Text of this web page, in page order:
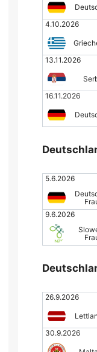
4.10.2026
13.11.2026
16.11.2026
5.6.2026
9.6.2026
26.9.2026
30.9.2026